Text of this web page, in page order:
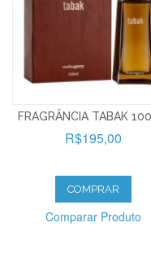
FRAGRÂNCIA TABAK
R$195,00
COMPRAR
Comparar Produto